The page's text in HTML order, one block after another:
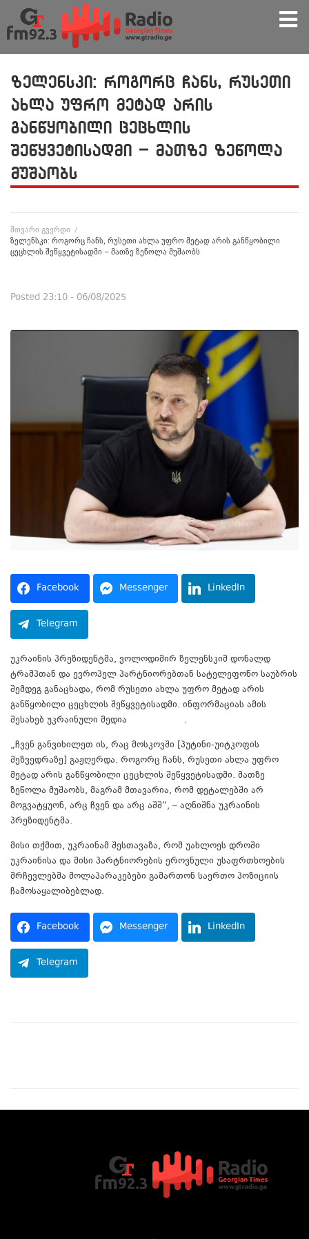
ზელენსკი: როგორც ჩანს, რუსეთი
ახლა უფრო მეტად არის
განწყობილი ცეცხლის
შეწყვეტისადმი – მათზე ზეწოლა
მუშაობს
მთვარი გვერდი /
ზელენსკი: როგორც ჩანს, რუსეთი ახლა უფრო მეტად არის განწყობილი
ცეცხლის შეწყვეტისადმი – მათზე ზეწოლა მუშაობს
Posted 23:10 - 06/08/2025
Facebook Messenger LinkedIn
Telegram
უკრაინის პრეზიდენტმა, ვოლოდიმირ ზელენსკიმ დონალდ
ტრამპთან და ევროპელ პარტნიორებთან სატელეფონო საუბრის
შემდეგ განაცხადა, რომ რუსეთი ახლა უფრო მეტად არის
განწყობილი ცეცხლის შეწყვეტისადმი. ინფორმაციას ამის
შესახებ უკრაინული მედია
.
„ჩვენ განვიხილეთ ის, რაც მოსკოვში [პუტინი-უიტკოფის
შეზვედრაზე] გაჟღერდა. როგორც ჩანს, რუსეთი ახლა უფრო
მეტად არის განწყობილი ცეცხლის შეწყვეტისადმი. მათზე
ზეწოლა მუშაობს, მაგრამ მთავარია, რომ დეტალებში არ
მოგვატყუონ, არც ჩვენ და არც აშშ“, – აღნიშნა უკრაინის
პრეზიდენტმა.
მისი თქმით, უკრაინამ შესთავაზა, რომ უახლოეს დროში
უკრაინისა და მისი პარტნიორების ეროვნული უსაფრთხოების
მრჩევლებმა მოლაპარაკებები გამართონ საერთო პოზიციის
ჩამოსაყალიბებლად.
Facebook Messenger LinkedIn
Telegram